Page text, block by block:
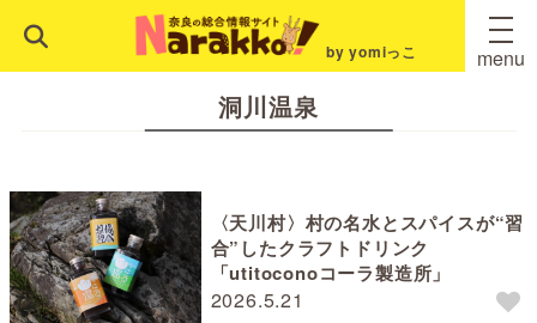
by yomiっこ menu
洞川温泉
2026.5.21
〈天川村〉村の名水とスパイスが“習
合”したクラフトドリンク
「utitoconoコーラ製造所」